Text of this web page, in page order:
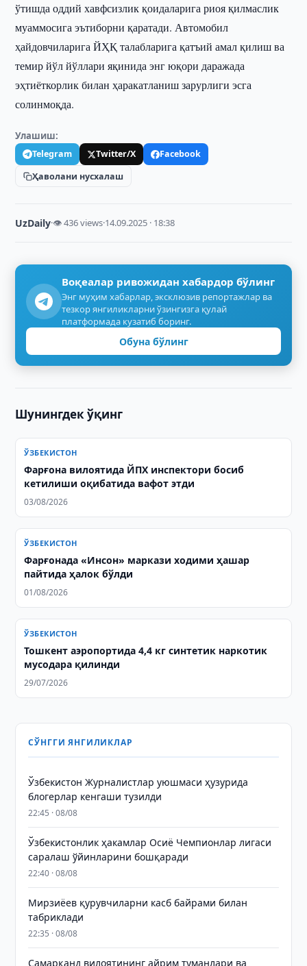
ўтишда оддий хавфсизлик қоидаларига риоя қилмаслик
муаммосига эътиборни қаратади. Автомобил
ҳайдовчиларига ЙҲҚ талабларига қатъий амал қилиш ва
темир йўл йўллари яқинида энг юқори даражада
эҳтиёткорлик билан ҳаракатланиш зарурлиги эсга
солинмоқда.
Улашиш:
Telegram Twitter/X
Facebook
Ҳаволани нусхалаш
UzDaily·👁 436 views·14.09.2025 · 18:38
Воқеалар ривожидан хабардор бўлинг
Энг муҳим хабарлар, эксклюзив репортажлар ва
тезкор янгиликларни ўзингизга қулай
платформада кузатиб боринг.
Обуна бўлинг
Шунингдек ўқинг
ЎЗБЕКИСТОН
Фарғона вилоятида ЙПХ инспектори босиб
кетилиши оқибатида вафот этди
03/08/2026
ЎЗБЕКИСТОН
Фарғонада «Инсон» маркази ходими ҳашар
пайтида ҳалок бўлди
01/08/2026
ЎЗБЕКИСТОН
Тошкент аэропортида 4,4 кг синтетик наркотик
мусодара қилинди
29/07/2026
СЎНГГИ ЯНГИЛИКЛАР
Ўзбекистон Журналистлар уюшмаси ҳузурида
блогерлар кенгаши тузилди
22:45 · 08/08
Ўзбекистонлик ҳакамлар Осиё Чемпионлар лигаси
саралаш ўйинларини бошқаради
22:40 · 08/08
Мирзиёев қурувчиларни касб байрами билан
табриклади
22:35 · 08/08
Самарқанд вилоятининг айрим туманлари ва